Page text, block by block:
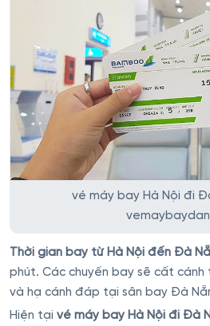
vé máy bay Hà Nội đi
Thời gian bay từ Hà Nội đến Đà
phút. Các chuyến bay sẽ cất cánh
và hạ cánh đáp tại sân bay Đà
Hiện tại vé máy bay Hà Nội đi Đà